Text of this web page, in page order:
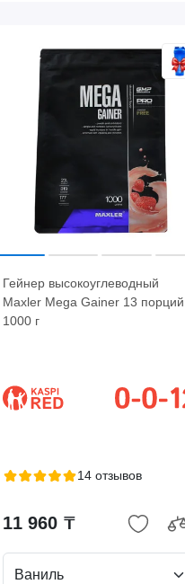
Гейнер высокоуглеводный
Maxler Mega Gainer 13 порций
1000 г
14 отзывов
11 960 ₸
Ваниль